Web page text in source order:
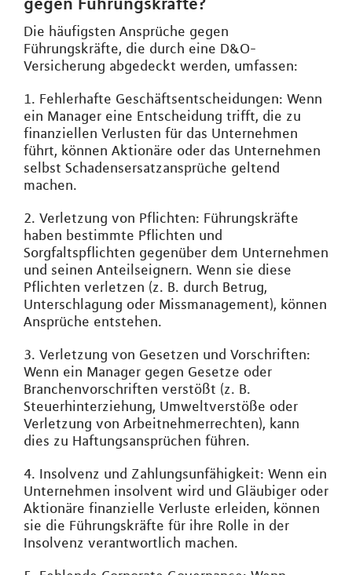
Die häufigsten Ansprüche gegen
Führungskräfte, die durch eine D&O-
Versicherung abgedeckt werden, umfassen:
1. Fehlerhafte Geschäftsentscheidungen: Wenn
ein Manager eine Entscheidung trifft, die zu
finanziellen Verlusten für das Unternehmen
führt, können Aktionäre oder das Unternehmen
selbst Schadensersatzansprüche geltend
machen.
2. Verletzung von Pflichten: Führungskräfte
haben bestimmte Pflichten und
Sorgfaltspflichten gegenüber dem Unternehmen
und seinen Anteilseignern. Wenn sie diese
Pflichten verletzen (z. B. durch Betrug,
Unterschlagung oder Missmanagement), können
Ansprüche entstehen.
3. Verletzung von Gesetzen und Vorschriften:
Wenn ein Manager gegen Gesetze oder
Branchenvorschriften verstößt (z. B.
Steuerhinterziehung, Umweltverstöße oder
Verletzung von Arbeitnehmerrechten), kann
dies zu Haftungsansprüchen führen.
4. Insolvenz und Zahlungsunfähigkeit: Wenn ein
Unternehmen insolvent wird und Gläubiger oder
Aktionäre finanzielle Verluste erleiden, können
sie die Führungskräfte für ihre Rolle in der
Insolvenz verantwortlich machen.